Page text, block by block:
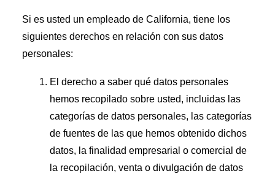
Si es usted un empleado de California, tiene los
siguientes derechos en relación con sus datos
personales:
El derecho a saber qué datos personales
hemos recopilado sobre usted, incluidas las
categorías de datos personales, las categorías
de fuentes de las que hemos obtenido dichos
datos, la finalidad empresarial o comercial de
la recopilación, venta o divulgación de datos